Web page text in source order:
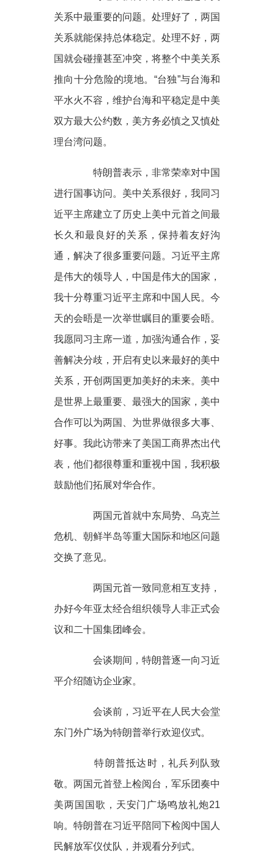
关系中最重要的问题。处理好了，两国
关系就能保持总体稳定。处理不好，两
国就会碰撞甚至冲突，将整个中美关系
推向十分危险的境地。“台独”与台海和
平水火不容，维护台海和平稳定是中美
双方最大公约数，美方务必慎之又慎处
理台湾问题。
特朗普表示，非常荣幸对中国
进行国事访问。美中关系很好，我同习
近平主席建立了历史上美中元首之间最
长久和最良好的关系，保持着友好沟
通，解决了很多重要问题。习近平主席
是伟大的领导人，中国是伟大的国家，
我十分尊重习近平主席和中国人民。今
天的会晤是一次举世瞩目的重要会晤。
我愿同习主席一道，加强沟通合作，妥
善解决分歧，开启有史以来最好的美中
关系，开创两国更加美好的未来。美中
是世界上最重要、最强大的国家，美中
合作可以为两国、为世界做很多大事、
好事。我此访带来了美国工商界杰出代
表，他们都很尊重和重视中国，我积极
鼓励他们拓展对华合作。
两国元首就中东局势、乌克兰
危机、朝鲜半岛等重大国际和地区问题
交换了意见。
两国元首一致同意相互支持，
办好今年亚太经合组织领导人非正式会
议和二十国集团峰会。
会谈期间，特朗普逐一向习近
平介绍随访企业家。
会谈前，习近平在人民大会堂
东门外广场为特朗普举行欢迎仪式。
特朗普抵达时，礼兵列队致
敬。两国元首登上检阅台，军乐团奏中
美两国国歌，天安门广场鸣放礼炮21
响。特朗普在习近平陪同下检阅中国人
民解放军仪仗队，并观看分列式。